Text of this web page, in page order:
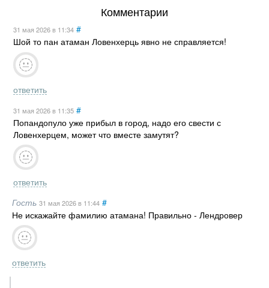
Комментарии
31 мая 2026в 11:34 #
Шой то пан атаман Ловенхерць явно не справляется!
ответить
31 мая 2026в 11:35 #
Попандопуло уже прибыл в город, надо его свести с
Ловенхерцем, может что вместе замутят?
ответить
Гость 31 мая 2026в 11:44 #
Не искажайте фамилию атамана! Правильно - Лендровер
ответить